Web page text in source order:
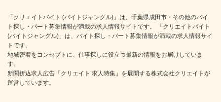
「クリエイトバイト (バイトジャングル)」は、千葉県成田市・その他のバイ
ト探し・パート募集情報が満載の求人情報サイトです。 「クリエイトバイト
(バイトジャングル)」は、バイト探し・パート募集情報が満載の求人情報サイ
トです。
地域密着をコンセプトに、仕事探しに役立つ最新の情報をお届けしていま
す。
新聞折込求人広告「クリエイト 求人特集」を展開する株式会社クリエイトが
運営しています。